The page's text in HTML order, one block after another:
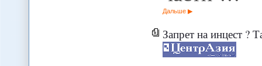
Дальше
Запрет на инцест ?